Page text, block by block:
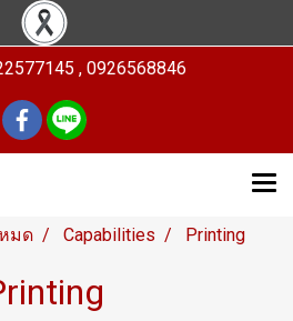
, 0926568846
มด Capabilities Printing